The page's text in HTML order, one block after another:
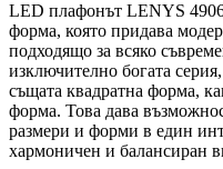
LED плафонът LENYS
форма, която придава
подходящо за всяко
изключително богата
същата квадратна форма,
форма. Това дава
размери и форми в един
хармоничен и балансиран